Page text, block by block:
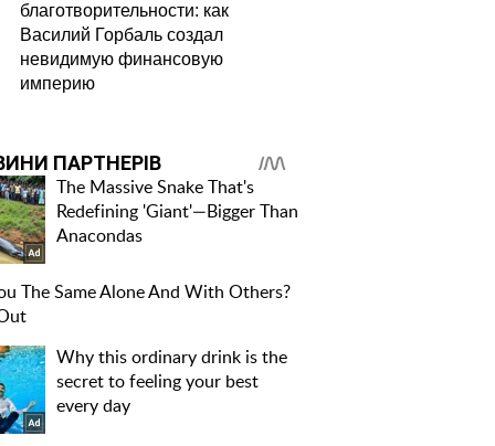
благотворительности: как
Василий Горбаль создал
невидимую финансовую
империю